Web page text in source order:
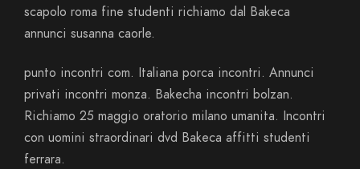
scapolo roma fine studenti richiamo dal Bakeca
annunci susanna caorle.
punto incontri com. Italiana porca incontri. Annunci
privati incontri monza. Bakecha incontri bolzan.
Richiamo 25 maggio oratorio milano umanita. Incontri
con uomini straordinari dvd Bakeca affitti studenti
ferrara.